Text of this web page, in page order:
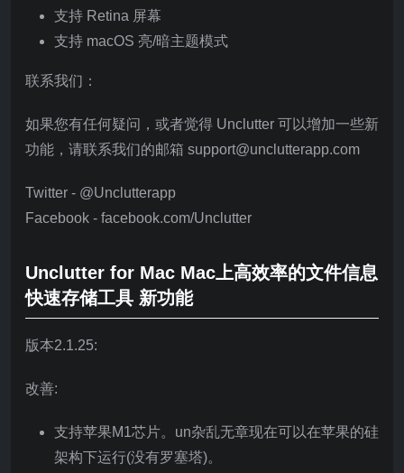
支持 Retina 屏幕
支持 macOS 亮/暗主题模式
联系我们：
如果您有任何疑问，或者觉得 Unclutter 可以增加一些新
功能，请联系我们的邮箱 support@unclutterapp.com
Twitter - @Unclutterapp
Facebook - facebook.com/Unclutter
Unclutter for Mac Mac上高效率的文件信息
快速存储工具 新功能
版本2.1.25:
改善:
支持苹果M1芯片。un杂乱无章现在可以在苹果的硅
架构下运行(没有罗塞塔)。